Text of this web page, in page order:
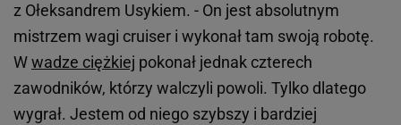
z Ołeksandrem Usykiem. - On jest absolutnym
mistrzem wagi cruiser i wykonał tam swoją robotę.
Wwadze ciężkiej pokonał jednak czterech
zawodników, którzy walczyli powoli. Tylko dlatego
wygrał. Jestem od niego szybszy i bardziej